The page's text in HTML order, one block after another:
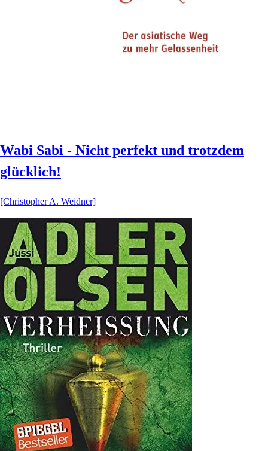
Wabi Sabi - Nicht perfekt und trotzdem
glücklich!
[Christopher A. Weidner]